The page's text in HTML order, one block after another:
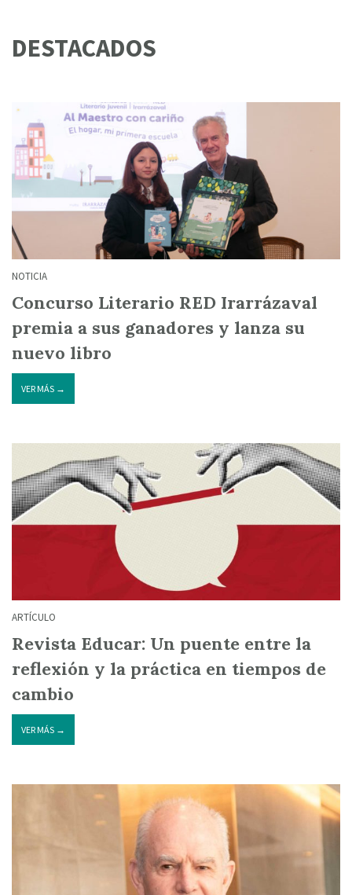
DESTACADOS
NOTICIA
Concurso Literario RED Irarrázaval
premia a sus ganadores y lanza su
nuevo libro
VER MÁS →
ARTÍCULO
Revista Educar: Un puente entre la
reflexión y la práctica en tiempos de
cambio
VER MÁS →